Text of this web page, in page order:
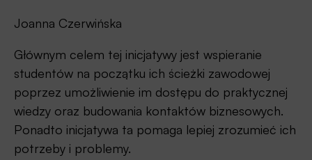
Joanna Czerwińska
Głównym celem tej inicjatywy jest wspieranie
studentów na początku ich ścieżki zawodowej
poprzez umożliwienie im dostępu do praktycznej
wiedzy oraz budowania kontaktów biznesowych.
Ponadto inicjatywa ta pomaga lepiej zrozumieć ich
potrzeby i problemy.